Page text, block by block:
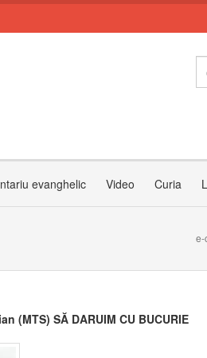
evanghelic Video Curia
e-
(MTS) SĂ DARUIM CU BUCURIE